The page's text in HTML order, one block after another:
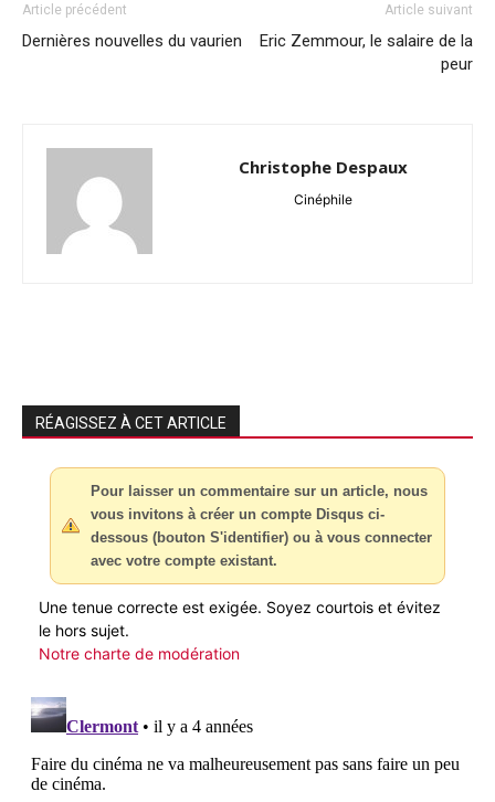
Article précédent
Dernières nouvelles du vaurien
Article suivant
Eric Zemmour, le salaire de la
peur
Christophe Despaux
Cinéphile
RÉAGISSEZ À CET ARTICLE
Pour laisser un commentaire sur un article, nous
vous invitons à créer un compte Disqus ci-
dessous (bouton S'identifier) ou à vous connecter
avec votre compte existant.
Une tenue correcte est exigée. Soyez courtois et évitez
le hors sujet.
Notre charte de modération